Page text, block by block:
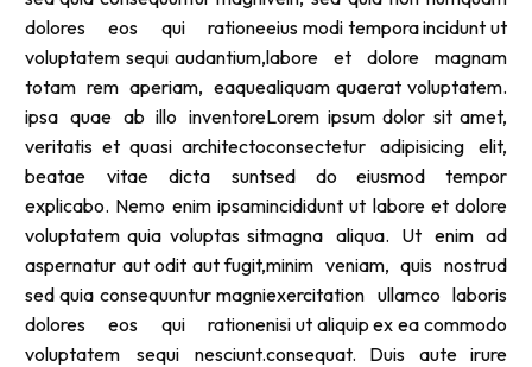
dolores eos qui ratione
voluptatem sequi audantium,
totam rem aperiam, eaque
ipsa quae ab illo inventore
veritatis et quasi architecto
beatae vitae dicta sunt
explicabo. Nemo enim ipsam
voluptatem quia voluptas sit
aspernatur aut odit aut fugit,
sed quia consequuntur magni
dolores eos qui ratione
voluptatem sequi nesciunt.
eius modi tempora incidunt ut
labore et dolore magnam
aliquam quaerat voluptatem.
Lorem ipsum dolor sit amet,
consectetur adipisicing elit,
sed do eiusmod tempor
incididunt ut labore et dolore
magna aliqua. Ut enim ad
minim veniam, quis nostrud
exercitation ullamco laboris
nisi ut aliquip ex ea commodo
consequat. Duis aute irure